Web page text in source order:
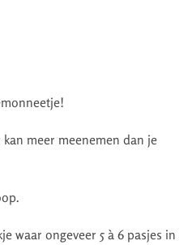
meer meenemen dan je
waar ongeveer 5 à 6 pasjes in